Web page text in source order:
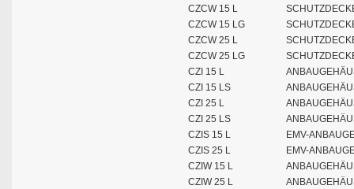
CZCW 15 L
CZCW 15 LG
CZCW 25 L
CZCW 25 LG
CZI 15 L
CZI 15 LS
CZI 25 L
CZI 25 LS
CZIS 15 L
EMV-
CZIS 25 L
EMV-
CZIW 15 L
CZIW 25 L